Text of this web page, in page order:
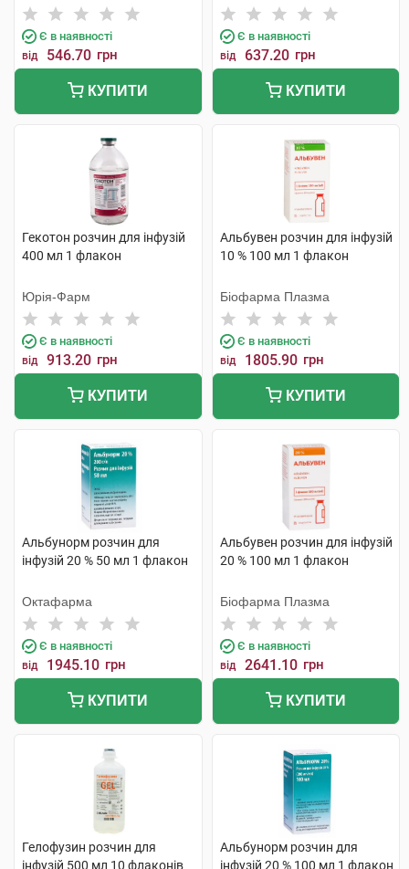
Є в наявності
від 546.70 грн
КУПИТИ
Є в наявності
від 637.20 грн
КУПИТИ
Гекотон розчин для інфузій
400 мл 1 флакон
Юрія-Фарм
Є в наявності
від 913.20 грн
КУПИТИ
Альбувен розчин для інфузій
10 % 100 мл 1 флакон
Біофарма Плазма
Є в наявності
від 1805.90 грн
КУПИТИ
Альбунорм розчин для
інфузій 20 % 50 мл 1 флакон
Октафарма
Є в наявності
від 1945.10 грн
КУПИТИ
Альбувен розчин для інфузій
20 % 100 мл 1 флакон
Біофарма Плазма
Є в наявності
від 2641.10 грн
КУПИТИ
Гелофузин розчин для
інфузій 500 мл 10 флаконів
Альбунорм розчин для
інфузій 20 % 100 мл 1 флакон